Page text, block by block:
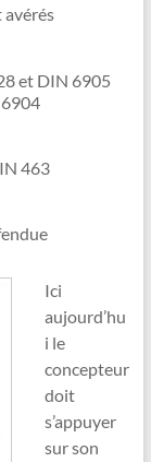
avérés
et DIN 6905
463
Ici
aujourd’hu
i le
concepteur
doit
s’appuyer
sur son